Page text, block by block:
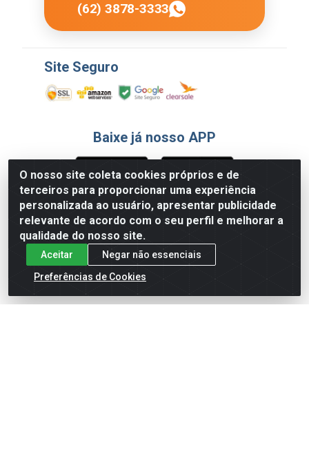
O nosso site coleta cookies próprios e de
terceiros para proporcionar uma experiência
personalizada ao usuário, apresentar publicidade
relevante de acordo com o seu perfil e melhorar a
qualidade do nosso site.
Aceitar
Negar não essenciais
Preferências de Cookies
(62) 3878-3333
Site Seguro
Baixe já nosso APP
Formas de Pagamento